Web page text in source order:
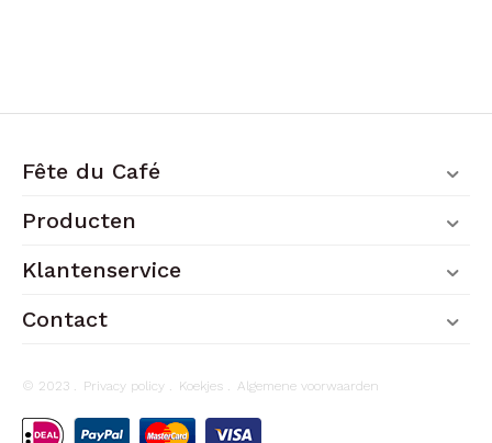
Fête du Café
Producten
Klantenservice
Contact
© 2023 . Privacy policy . Koekjes . Algemene voorwaarden